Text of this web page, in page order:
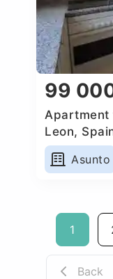
99
Apartment
Leon,
Asunto
1
Back